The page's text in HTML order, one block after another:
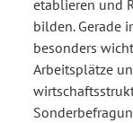
etablieren und
bilden. Gerade
besonders
Arbeitsplätze